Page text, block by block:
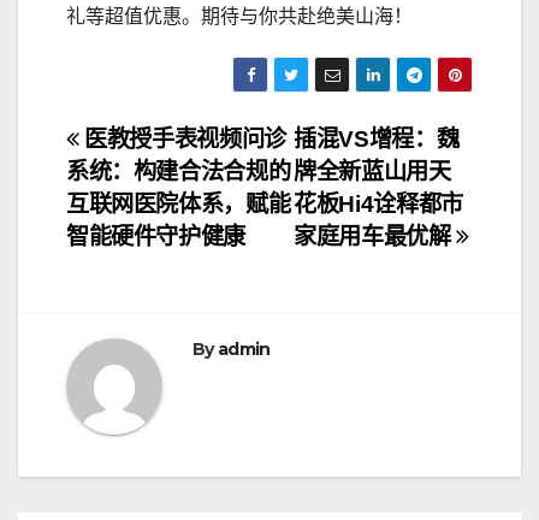
礼等超值优惠。期待与你共赴绝美山海！
文
章
导
插混VS增程：魏
牌全新蓝山用天
花板Hi4诠释都市
家庭用车最优解
医教授手表视频问诊
系统：构建合法合规的
互联网医院体系，赋能
智能硬件守护健康
Byadmin